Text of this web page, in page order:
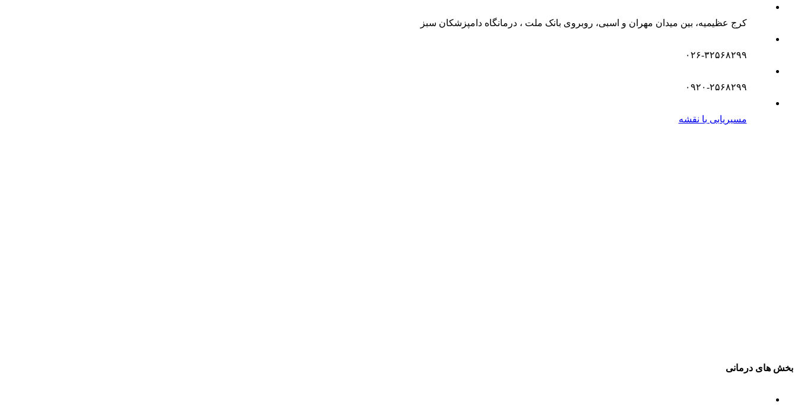
کرج عظیمیه، بین میدان مهران و اسبی، روبروی بانک ملت ، درمانگاه دامپزشکان سبز
۰۲۶-۳۲۵۶۸۲۹۹
۰۹۲۰-۲۵۶۸۲۹۹
مسیریابی با نقشه
بخش های درمانی